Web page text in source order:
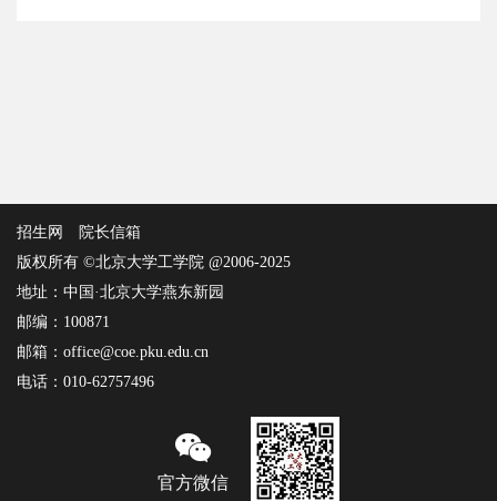
招生网
院长信箱
版权所有 ©北京大学工学院 @2006-2025
地址：中国·北京大学燕东新园
邮编：100871
邮箱：office@coe.pku.edu.cn
电话：010-62757496
官方微信